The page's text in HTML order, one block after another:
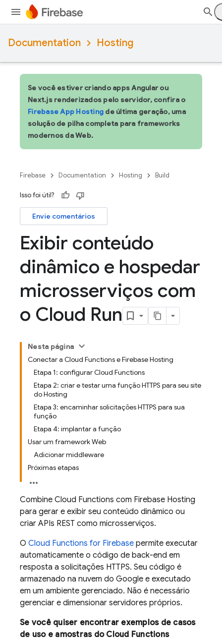
Documentation Hosting
Se você estiver criando apps Angular ou
Next.js renderizados pelo servidor, confira o
Firebase App Hosting de última geração, uma
solução de pilha completa para frameworks
modernos da Web.
Firebase Documentation Hosting Build
Isso foi útil?
Envie comentários
Exibir conteúdo
dinâmico e hospedar
microsserviços com
o Cloud Run
Nesta página
Conectar a Cloud Functions e Firebase Hosting
Etapa 1: configurar Cloud Functions
Etapa 2: criar e testar uma função HTTPS para seu site
do Hosting
Etapa 3: encaminhar solicitações HTTPS para sua
função
Etapa 4: implantar a função
Usar um framework Web
Adicionar middleware
Próximas etapas
Combine Cloud Functions com Firebase Hosting
para gerar e exibir seu conteúdo dinâmico ou
criar APIs REST como microsserviços.
O Cloud Functions for Firebase permite executar
automaticamente o código de back-end em
resposta a solicitações HTTPS. Seu código é
armazenado na nuvem do Google e executado
em um ambiente gerenciado. Não é necessário
gerenciar e dimensionar servidores próprios.
Se você quiser encontrar exemplos de casos
de uso e amostras do Cloud Functions